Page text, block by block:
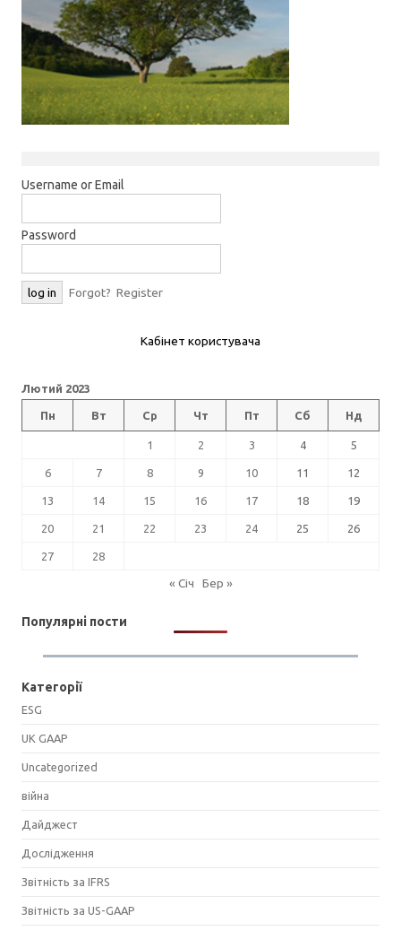
Username or Email
Password
Forgot? Register
Кабінет користувача
Лютий 2023
Пн Вт Ср Чт Пт Сб Нд
1 2 3 4 5
6 7 8 9 10 11 12
13 14 15 16 17 18 19
20 21 22 23 24 25 26
27 28
« Січ Бер »
Популярні пости
Категорії
ESG
UK GAAP
Uncategorized
війна
Дайджест
Дослідження
Звітність за IFRS
Звітність за US-GAAP